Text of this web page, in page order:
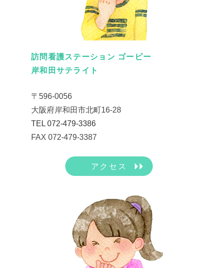
訪問看護ステーション ゴービー
岸和田サテライト
〒596-0056
大阪府岸和田市北町16-28
TEL 072-479-3386
FAX 072-479-3387
アクセス